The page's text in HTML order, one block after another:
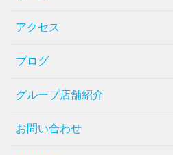
アクセス
ブログ
グループ店舗紹介
お問い合わせ